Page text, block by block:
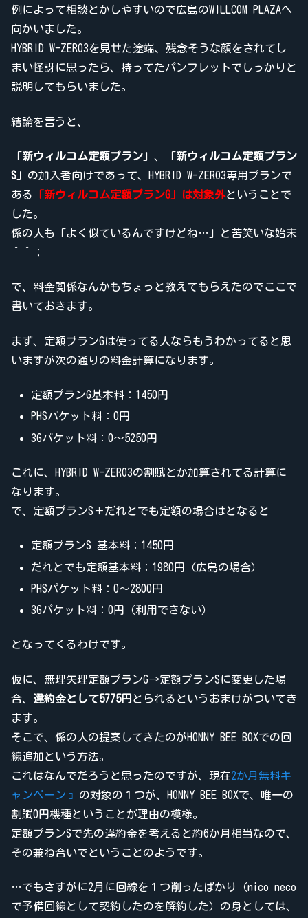
例によって相談とかしやすいので広島のWILLCOM PLAZAへ
向かいました。
HYBRID W-ZERO3を見せた途端、残念そうな顔をされてし
まい怪訝に思ったら、持ってたパンフレットでしっかりと
説明してもらいました。
結論を言うと、
「新ウィルコム定額プラン 」、「新ウィルコム定額プラン
S 」の加入者向けであって、HYBRID W-ZERO3専用プランで
ある
「新ウィルコム定額プランG」は対象外ということで
した。
係の人も「よく似ているんですけどね…」と苦笑いな始末
＾＾；
で、料金関係なんかもちょっと教えてもらえたのでここで
書いておきます。
まず、定額プランGは使ってる人ならもうわかってると思
いますが次の通りの料金計算になります。
定額プランG基本料：1450円
PHSパケット料：0円
3Gパケット料：0～5250円
これに、HYBRID W-ZERO3の割賦とか加算されてる計算に
なります。
で、定額プランS＋だれとでも定額の場合はとなると
定額プランS 基本料：1450円
だれとでも定額基本料：1980円（広島の場合）
PHSパケット料：0～2800円
3Gパケット料：0円（利用できない）
となってくるわけです。
仮に、無理矢理定額プランG→定額プランSに変更した場
合、 違約金として5775円 とられるというおまけがついてき
ます。
そこで、係の人の提案してきたのがHONNY BEE BOXでの回
線追加という方法。
これはなんでだろうと思ったのですが、現在2か月無料キ
ャンペーン
の対象の１つが、HONNY BEE BOXで、唯一の
割賦0円機種ということが理由の模様。
定額プランSで先の違約金を考えると約6か月相当なので、
その兼ね合いでということのようです。
…でもさすがに2月に回線を１つ削ったばかり（nico neco
で予備回線として契約したのを解約した）の身としては、